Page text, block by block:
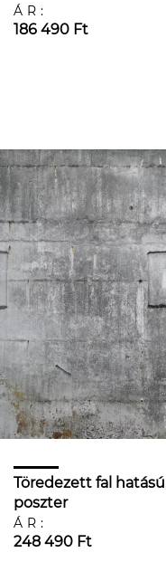
ÁR:
186 490 Ft
Töredezett fal
poszter
ÁR:
248 490 Ft